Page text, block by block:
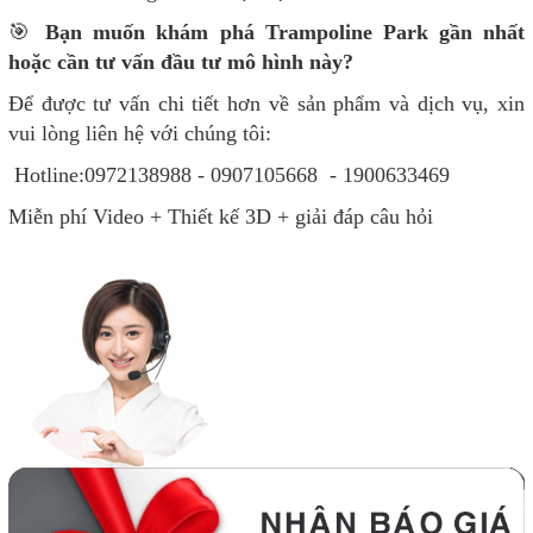
🎯Bạn muốn khám phá Trampoline Park gần nhất
hoặc cần tư vấn đầu tư mô hình này?
Để được tư vấn chi tiết hơn về sản phẩm và dịch vụ, xin
vui lòng liên hệ với chúng tôi:
Hotline:0972138988 - 0907105668 - 1900633469
Miễn phí Video + Thiết kế 3D + giải đáp câu hỏi